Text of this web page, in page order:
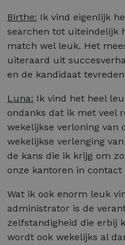
Birthe: Ik vind eigenlijk
searchen tot uiteindelijk
match wel leuk. Het
uiteraard uit
en de kandidaat
Luna: Ik vind het heel
ondanks dat ik met veel
wekelijkse verloning van
wekelijkse verlenging
de kans die ik krijg om
onze kantoren in contact
Wat ik ook enorm leuk
administrator is de
zelfstandigheid die erbij
wordt ook wekelijks al